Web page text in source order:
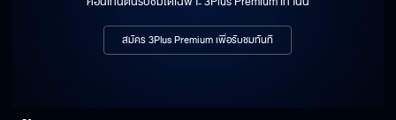
สมัคร 3Plus Premium เพื่อรับชมทันที